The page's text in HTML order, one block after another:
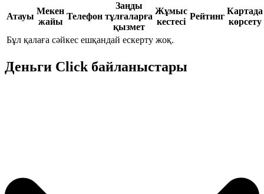
Атауы
Мекен
жайы
Телефон
Заңды
тұлғаларға
қызмет
Жұмыс
кестесі
Рейтинг
Картада
көрсету
Бұл қалаға сәйкес ешқандай ескерту жоқ.
Деньги Сlick байланыстары